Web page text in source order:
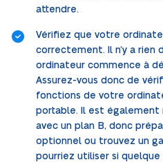
attendre.
Vérifiez que votre
correctement. Il n’y a rien
ordinateur commence à
Assurez-vous donc de
fonctions de votre
portable. Il est également
avec un plan B, donc
optionnel ou trouvez un
pourriez utiliser si